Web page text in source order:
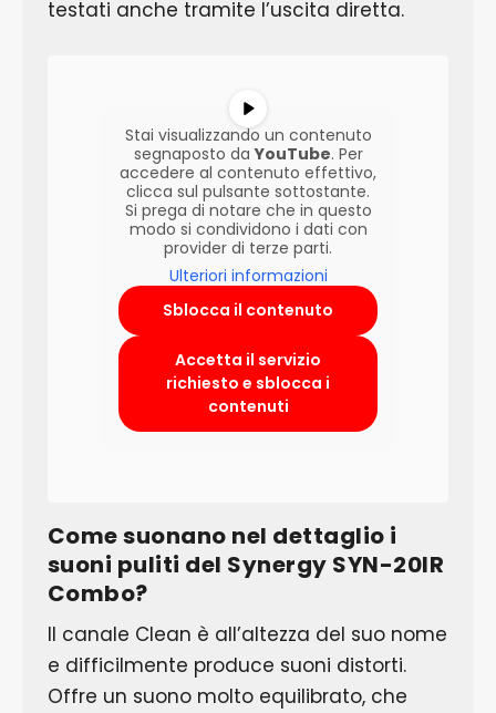
testati anche tramite l’uscita diretta.
Stai visualizzando un contenuto
segnaposto daYouTube. Per
accedere al contenuto effettivo,
clicca sul pulsante sottostante.
Si prega di notare che in questo
modo si condividono i dati con
provider di terze parti.
Ulteriori informazioni
Sblocca il contenuto
Accetta il servizio
richiesto e sblocca i
contenuti
Come suonano nel dettaglio i
suoni puliti del Synergy SYN-20IR
Combo?
Il canale Clean è all’altezza del suo nome
e difficilmente produce suoni distorti.
Offre un suono molto equilibrato, che